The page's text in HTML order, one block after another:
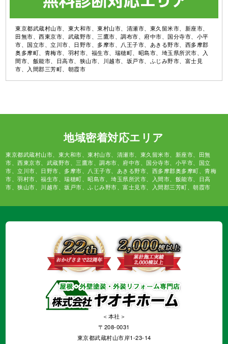
東京都武蔵村山市、東大和市、東村山市、清瀬市、東久留米市、新座市、
田無市、西東京市、武蔵野市、三鷹市、調布市、府中市、国分寺市、小平
市、国立市、立川市、日野市、多摩市、八王子市、あきる野市、西多摩郡
奥多摩町、青梅市、羽村市、福生市、瑞穂町、昭島市、埼玉県所沢市、入
間市、飯能市、日高市、狭山市、川越市、坂戸市、ふじみ野市、富士見
市、入間郡三芳町、朝霞市
地域密着対応エリア
東京都武蔵村山市、東大和市、東村山市、清瀬市、東久留米市、新座市、田無
市、西東京市、武蔵野市、三鷹市、調布市、府中市、国分寺市、小平市、国立
市、立川市、日野市、多摩市、八王子市、あきる野市、西多摩郡奥多摩町、青梅
市、羽村市、福生市、瑞穂町、昭島市、埼玉県所沢市、入間市、飯能市、日高
市、狭山市、川越市、坂戸市、ふじみ野市、富士見市、入間郡三芳町、朝霞市
＜本社＞
〒208-0031
東京都武蔵村山市岸1-23-14